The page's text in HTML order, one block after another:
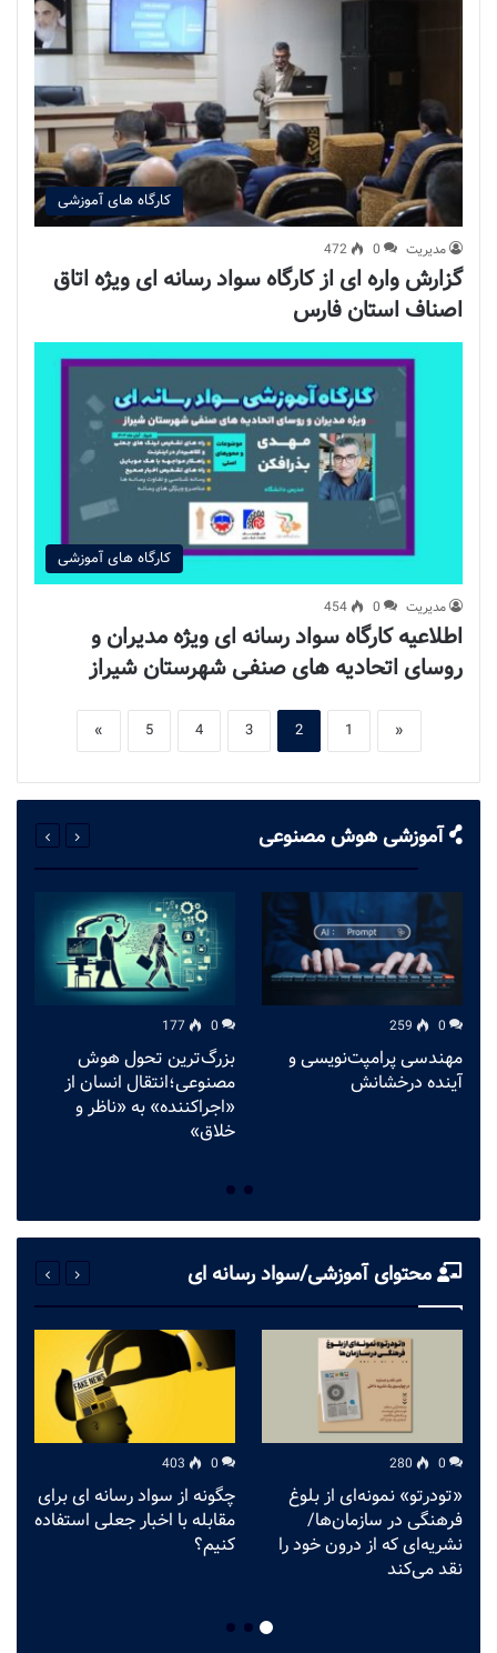
کارگاه های آموزشی
مدیریت 0
472
گزارش واره ای از کارگاه سواد رسانه ای ویژه اتاق
اصناف استان فارس
کارگاه های آموزشی
مدیریت 0
454
اطلاعیه کارگاه سواد رسانه ای ویژه مدیران و
روسای اتحادیه های صنفی شهرستان شیراز
«
1
2
3
4
5
»
آموزشی هوش مصنوعی
0
259
مهندسی پرامپت‌نویسی و
آینده درخشانش
0
177
بزرگ‌ترین تحول هوش
مصنوعی؛انتقال انسان از
«اجراکننده» به «ناظر و
خلاق»
محتوای آموزشی/سواد رسانه ای
0
280
«تودرتو» نمونه‌ای از بلوغ
فرهنگی در سازمان‌ها/
نشریه‌ای که از درون خود را
نقد می‌کند
0
403
چگونه از سواد رسانه ای برای
مقابله با اخبار جعلی استفاده
کنیم؟